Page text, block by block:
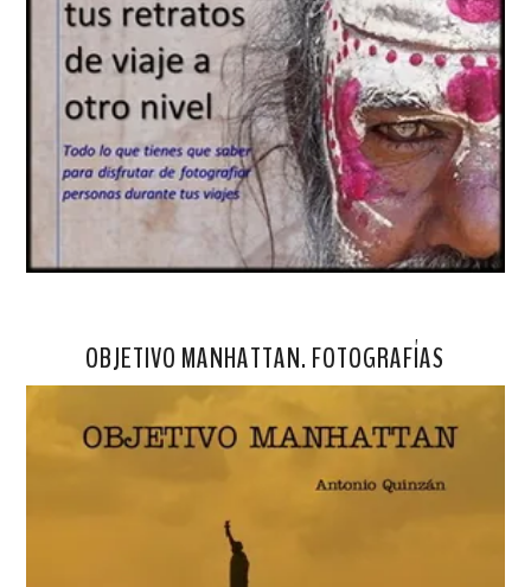
OBJETIVO MANHATTAN. FOTOGRAFÍAS